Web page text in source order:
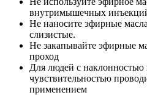
внутримышечных
Не наносите эфирные
слизистые.
Не закапывайте эфирные
проход
Для людей с наклонностью
чувствительностью
применением